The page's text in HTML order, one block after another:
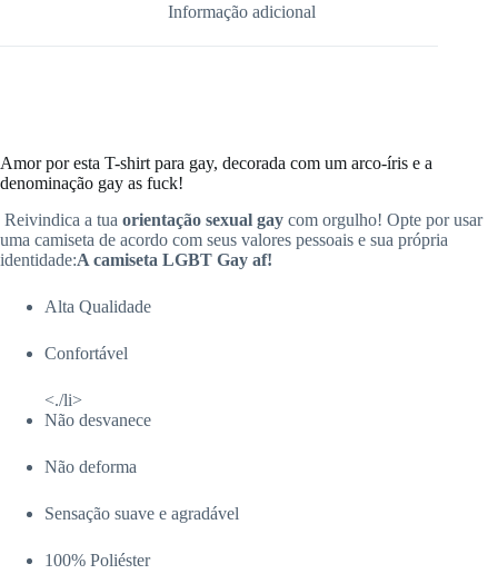
Informação adicional
Amor por esta T-shirt para gay, decorada com um arco-íris e a
denominação gay as fuck!
Reivindica a tua orientação sexual gay com orgulho! Opte por usar
uma camiseta de acordo com seus valores pessoais e sua própria
identidade:A camiseta LGBT Gay af!
Alta Qualidade
Confortável
<./li>
Não desvanece
Não deforma
Sensação suave e agradável
100% Poliéster